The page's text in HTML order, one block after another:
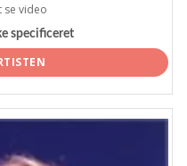
se video
specificeret